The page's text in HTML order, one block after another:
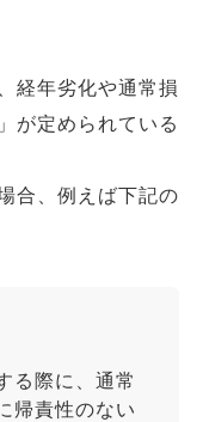
経年劣化や通常損
が定められている
合、例えば下記の
る際に、通常
帰責性のない